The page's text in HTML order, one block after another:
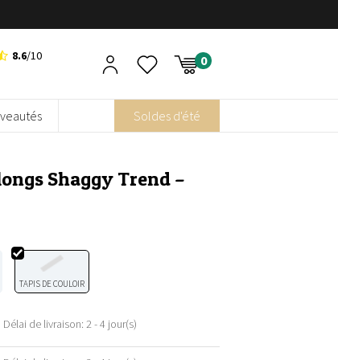
8.6/10
Soldes d'été
Shaggy Trend –
TAPIS DE COULOIR
Délai de livraison: 2 - 4 jour(s)